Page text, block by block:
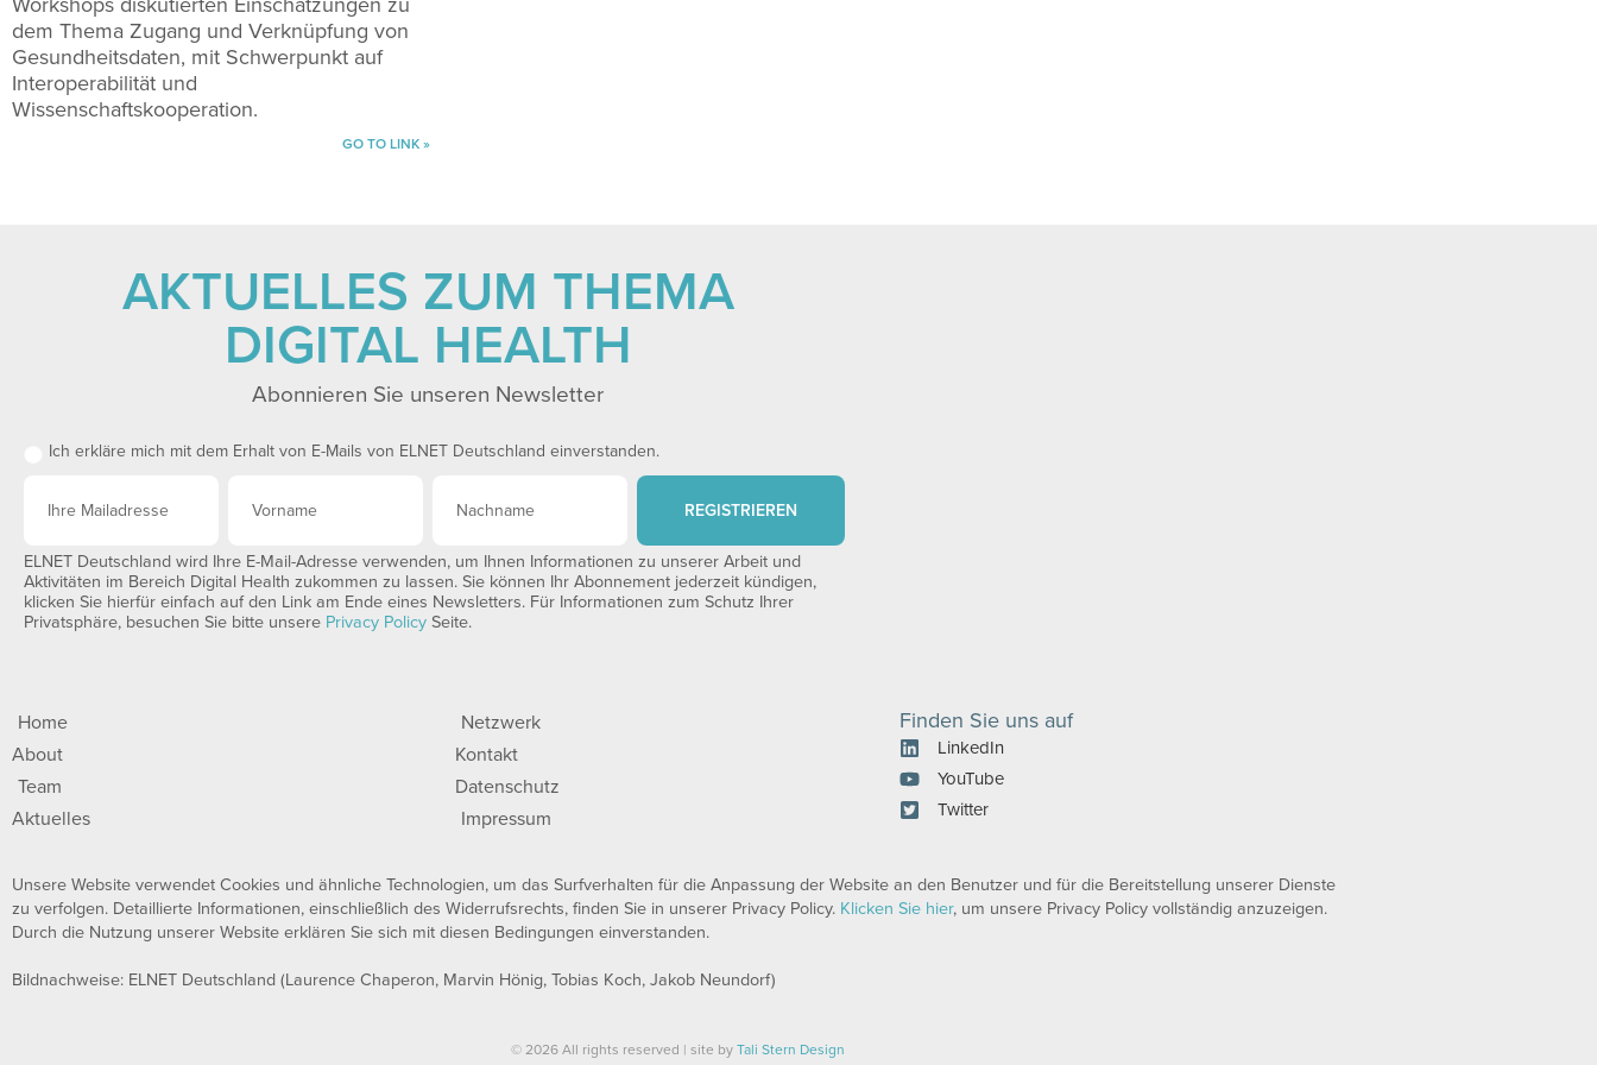
dem Thema Zugang und Verknüpfung von
Gesundheitsdaten, mit Schwerpunkt auf
Interoperabilität und
Wissenschaftskooperation.
GO TO LINK »
AKTUELLES ZUM THEMA
DIGITAL HEALTH
Abonnieren Sie unseren Newsletter
Ich erkläre mich mit dem Erhalt von E-Mails von ELNET Deutschland einverstanden.
REGISTRIEREN
ELNET Deutschland wird Ihre E-Mail-Adresse verwenden, um Ihnen Informationen zu unserer Arbeit und
Aktivitäten im Bereich Digital Health zukommen zu lassen. Sie können Ihr Abonnement jederzeit kündigen,
klicken Sie hierfür einfach auf den Link am Ende eines Newsletters. Für Informationen zum Schutz Ihrer
Privatsphäre, besuchen Sie bitte unsere Privacy Policy Seite.
Home
About
Team
Aktuelles
Netzwerk
Kontakt
Datenschutz
Impressum
Finden Sie uns auf
LinkedIn
YouTube
Twitter
Unsere Website verwendet Cookies und ähnliche Technologien, um das Surfverhalten für die Anpassung der Website an den Benutzer und für die Bereitstellung unserer Dienste
zu verfolgen. Detaillierte Informationen, einschließlich des Widerrufsrechts, finden Sie in unserer Privacy Policy. Klicken Sie hier, um unsere Privacy Policy vollständig anzuzeigen.
Durch die Nutzung unserer Website erklären Sie sich mit diesen Bedingungen einverstanden.
Bildnachweise: ELNET Deutschland (Laurence Chaperon, Marvin Hönig, Tobias Koch, Jakob Neundorf)
© 2026 All rights reserved | site by Tali Stern Design